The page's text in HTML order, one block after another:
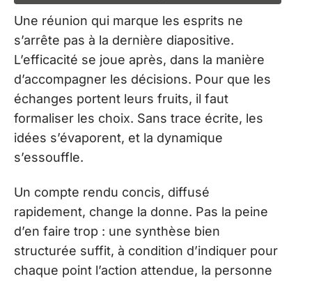
Une réunion qui marque les esprits ne
s’arrête pas à la dernière diapositive.
L’efficacité se joue après, dans la manière
d’accompagner les décisions. Pour que les
échanges portent leurs fruits, il faut
formaliser les choix. Sans trace écrite, les
idées s’évaporent, et la dynamique
s’essouffle.
Un compte rendu concis, diffusé
rapidement, change la donne. Pas la peine
d’en faire trop : une synthèse bien
structurée suffit, à condition d’indiquer pour
chaque point l’action attendue, la personne